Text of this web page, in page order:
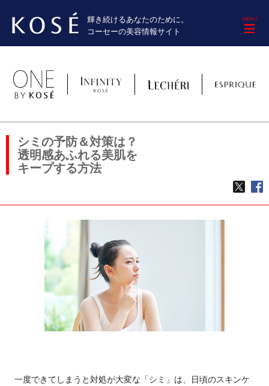
輝き続けるあなたのために。
コーセーの美容情報サイト
シミの予防＆対策は？
透明感あふれる美肌を
キープする方法
一度できてしまうと対処が大変な「シミ」は、日頃のスキンケ